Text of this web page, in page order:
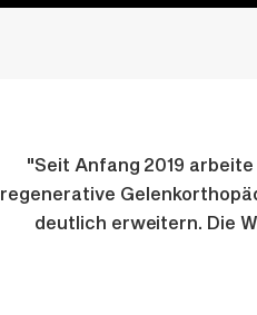
"Seit Anfang 2019
regenerative
deutlich erweitern. Die